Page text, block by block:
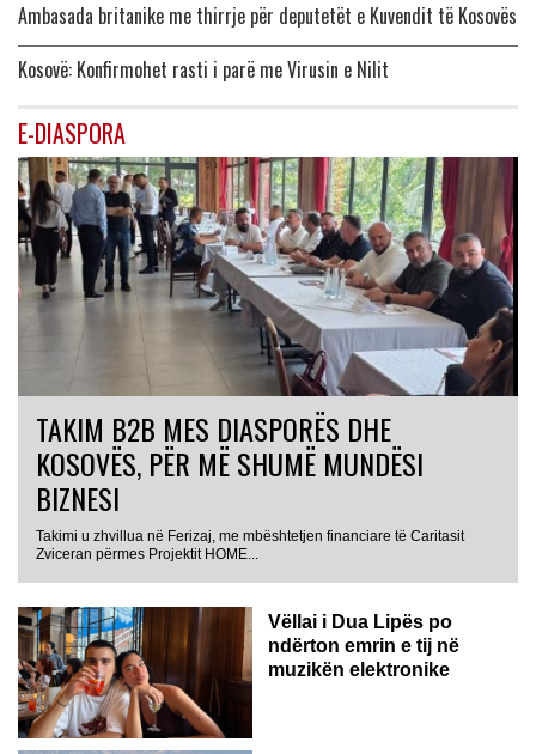
Ambasada britanike me thirrje për deputetët e Kuvendit të Kosovës
Kosovë: Konfirmohet rasti i parë me Virusin e Nilit
E-DIASPORA
TAKIM B2B MES DIASPORËS DHE
KOSOVËS, PËR MË SHUMË MUNDËSI
BIZNESI
Takimi u zhvillua në Ferizaj, me mbështetjen financiare të Caritasit
Zviceran përmes Projektit HOME...
Vëllai i Dua Lipës po
ndërton emrin e tij në
muzikën elektronike
GJERMANI